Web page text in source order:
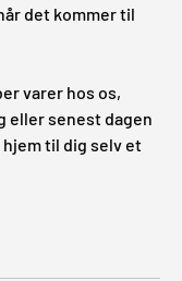
det kommer til
varer hos os,
eller senest dagen
til dig selv et